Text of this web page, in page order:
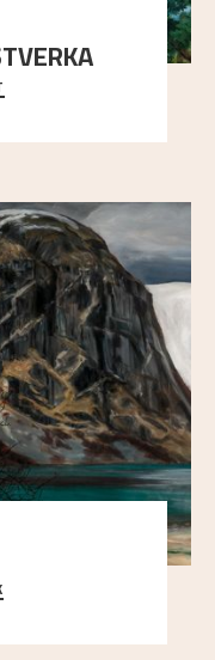
malerier
og står i
ute